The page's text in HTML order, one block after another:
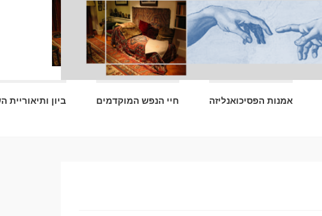
אמנות הפסיכואנליזה חיי הנפש המוקדמים ביון ותיאוריית